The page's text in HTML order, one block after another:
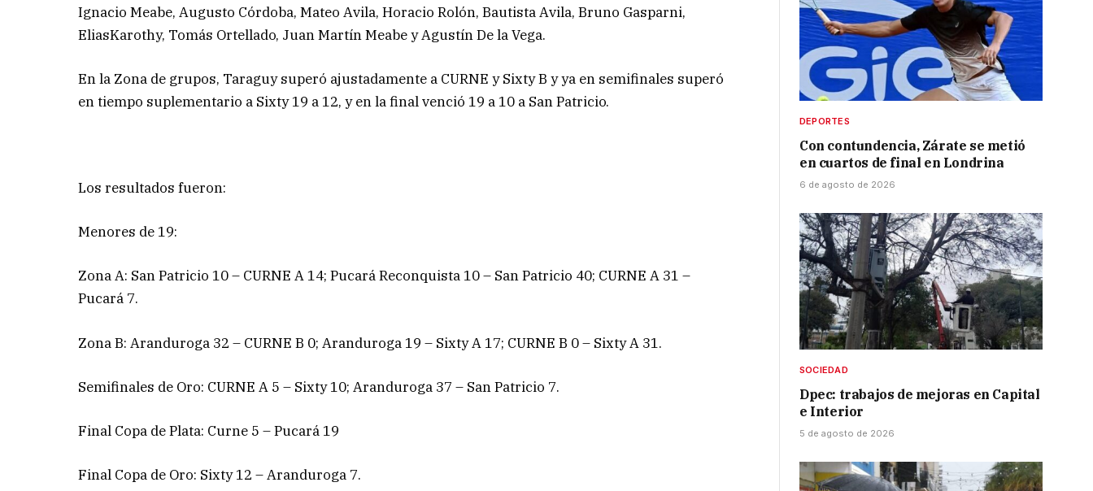
Ignacio Meabe, Augusto Córdoba, Mateo Avila, Horacio Rolón, Bautista Avila, Bruno Gasparni,
EliasKarothy, Tomás Ortellado, Juan Martín Meabe y Agustín De la Vega.
En la Zona de grupos, Taraguy superó ajustadamente a CURNE y Sixty B y ya en semifinales superó
en tiempo suplementario a Sixty 19 a 12, y en la final venció 19 a 10 a San Patricio.
Los resultados fueron:
Menores de 19:
Zona A: San Patricio 10 – CURNE A 14; Pucará Reconquista 10 – San Patricio 40; CURNE A 31 –
Pucará 7.
Zona B: Aranduroga 32 – CURNE B 0; Aranduroga 19 – Sixty A 17; CURNE B 0 – Sixty A 31.
Semifinales de Oro: CURNE A 5 – Sixty 10; Aranduroga 37 – San Patricio 7.
Final Copa de Plata: Curne 5 – Pucará 19
Final Copa de Oro: Sixty 12 – Aranduroga 7.
DEPORTES
Con contundencia, Zárate se metió
en cuartos de final en Londrina
6 de agosto de 2026
SOCIEDAD
Dpec: trabajos de mejoras en Capital
e Interior
5 de agosto de 2026